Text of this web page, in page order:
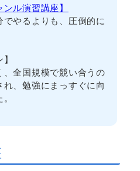
ル演習講座】
やるよりも、圧倒的に
全国規模で競い合うの
、勉強にまっすぐに向